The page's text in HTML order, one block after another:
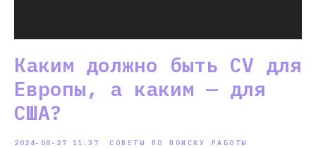
Каким должно быть CV для
Европы, а каким — для
США?
2024-08-27 11:37 СОВЕТЫ ПО ПОИСКУ РАБОТЫ